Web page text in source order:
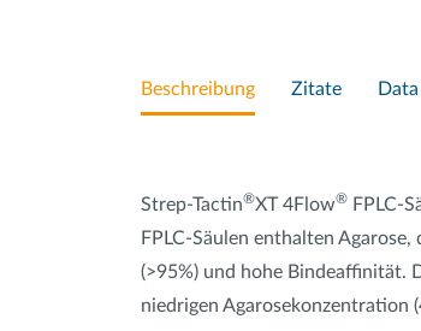
Beschreibung Zitate
Strep-Tactin®XT 4Flow® FPLC-
FPLC-Säulen enthalten
(>95%) und hohe Bindeaffinität.
niedrigen Agarosekonzentration